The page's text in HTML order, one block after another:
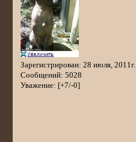
Зарегистрирован: 28 июля, 2011г.
Сообщений: 5028
Уважение: [+7/-0]